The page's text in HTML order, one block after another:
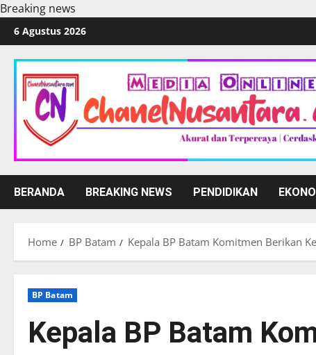
Breaking news
Skip
to
content
6 Agustus 2026
BERANDA BREAKING NEWS PENDIDIKAN
Home BP Batam Kepala BP Batam Komitmen Berikan
BP Batam
Kepala BP Batam